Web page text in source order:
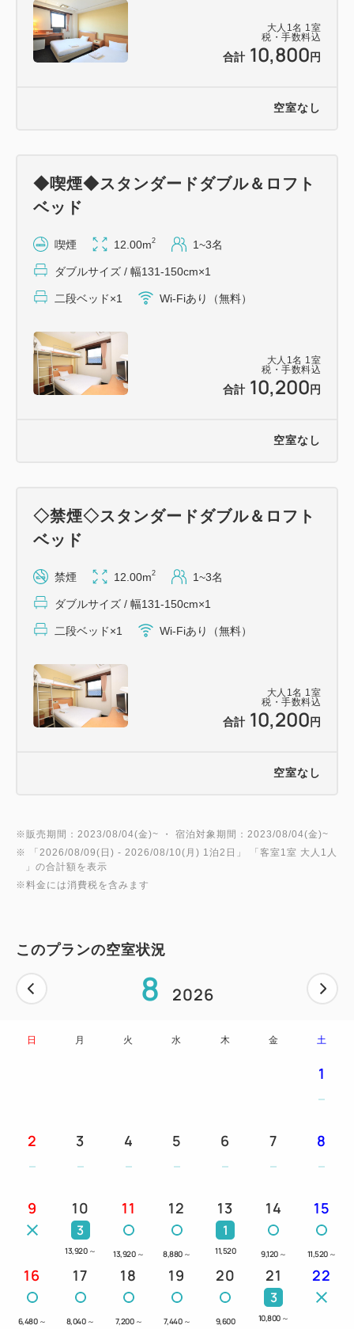
大人 1 名 1 室
税・手数料込
合計 10,800 円
空室なし
大人 1 名 1 室
税・手数料込
合計 10,200 円
◆喫煙◆スタンダードダブル＆ロフト
ベッド
喫煙 12.00m2 1~3名
ダブルサイズ / 幅131-150cm×1
二段ベッド×1 Wi-Fiあり（無料）
空室なし
大人 1 名 1 室
税・手数料込
合計 10,200 円
◇禁煙◇スタンダードダブル＆ロフト
ベッド
禁煙 12.00m2 1~3名
ダブルサイズ / 幅131-150cm×1
二段ベッド×1 Wi-Fiあり（無料）
空室なし
※販売期間：2023/08/04(金)~ ・ 宿泊対象期間：2023/08/04(金)~
※ 「 2026/08/09(日) - 2026/08/10(月) 1泊2日 」 「客室1室 大人1人
」の合計額を表示
※料金には消費税を含みます
このプランの空室状況
8 2026
日 月 火 水 木 金 土
1
2 3 4 5 6 7 8
9 10
3
13,920 ～
11
13,920 ～
12
8,880 ～
13
1
11,520
14
9,120 ～
15
11,520 ～
16
6,480 ～
17
8,040 ～
18
7,200 ～
19
7,440 ～
20
9,600
21
3
10,800 ～
22